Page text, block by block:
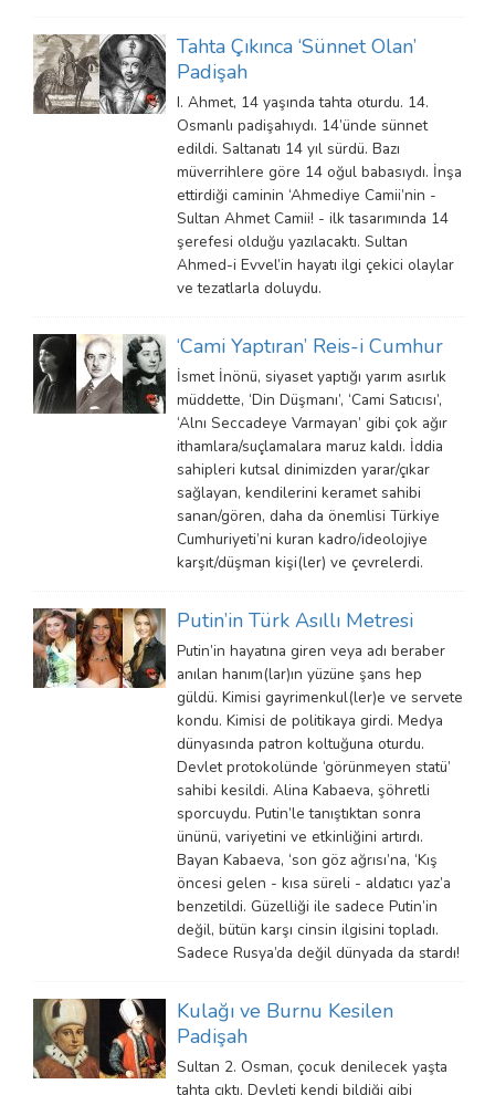
Tahta Çıkınca ‘Sünnet Olan’
Padişah
I. Ahmet, 14 yaşında tahta oturdu. 14.
Osmanlı padişahıydı. 14’ünde sünnet
edildi. Saltanatı 14 yıl sürdü. Bazı
müverrihlere göre 14 oğul babasıydı. İnşa
ettirdiği caminin ‘Ahmediye Camii’nin -
Sultan Ahmet Camii! - ilk tasarımında 14
şerefesi olduğu yazılacaktı. Sultan
Ahmed-i Evvel’in hayatı ilgi çekici olaylar
ve tezatlarla doluydu.
‘Cami Yaptıran’ Reis-i Cumhur
İsmet İnönü, siyaset yaptığı yarım asırlık
müddette, ‘Din Düşmanı’, ‘Cami Satıcısı’,
‘Alnı Seccadeye Varmayan’ gibi çok ağır
ithamlara/suçlamalara maruz kaldı. İddia
sahipleri kutsal dinimizden yarar/çıkar
sağlayan, kendilerini keramet sahibi
sanan/gören, daha da önemlisi Türkiye
Cumhuriyeti’ni kuran kadro/ideolojiye
karşıt/düşman kişi(ler) ve çevrelerdi.
Putin’in Türk Asıllı Metresi
Putin’in hayatına giren veya adı beraber
anılan hanım(lar)ın yüzüne şans hep
güldü. Kimisi gayrimenkul(ler)e ve servete
kondu. Kimisi de politikaya girdi. Medya
dünyasında patron koltuğuna oturdu.
Devlet protokolünde ‘görünmeyen statü’
sahibi kesildi. Alina Kabaeva, şöhretli
sporcuydu. Putin’le tanıştıktan sonra
ününü, variyetini ve etkinliğini artırdı.
Bayan Kabaeva, ‘son göz ağrısı’na, ‘Kış
öncesi gelen - kısa süreli - aldatıcı yaz’a
benzetildi. Güzelliği ile sadece Putin’in
değil, bütün karşı cinsin ilgisini topladı.
Sadece Rusya’da değil dünyada da stardı!
Kulağı ve Burnu Kesilen
Padişah
Sultan 2. Osman, çocuk denilecek yaşta
tahta çıktı. Devleti kendi bildiği gibi